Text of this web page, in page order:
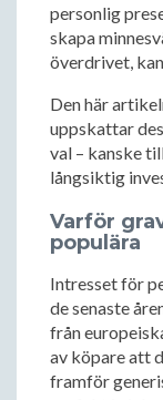
personlig
skapa
överdrivet,
Den här
uppskattar
val – kanske
långsiktig
Varför
populära
Intresset för
de senaste
från
av köpare att
framför